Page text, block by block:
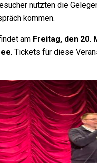
nutzten die
kommen.
am Freitag, den 20.
. Tickets für diese